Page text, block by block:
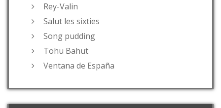
Rey-Valin
Salut les sixties
Song pudding
Tohu Bahut
Ventana de España